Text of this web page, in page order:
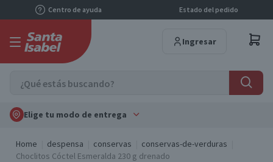
Centro de ayuda Estado del pedido
Ingresar
Elige tu modo de entrega
Home despensa conservas
conservas-de-verduras
Choclitos Cóctel Esmeralda 230 g drenado